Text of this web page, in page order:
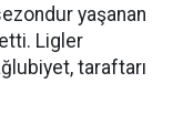
yaşanan
Ligler
taraftarı